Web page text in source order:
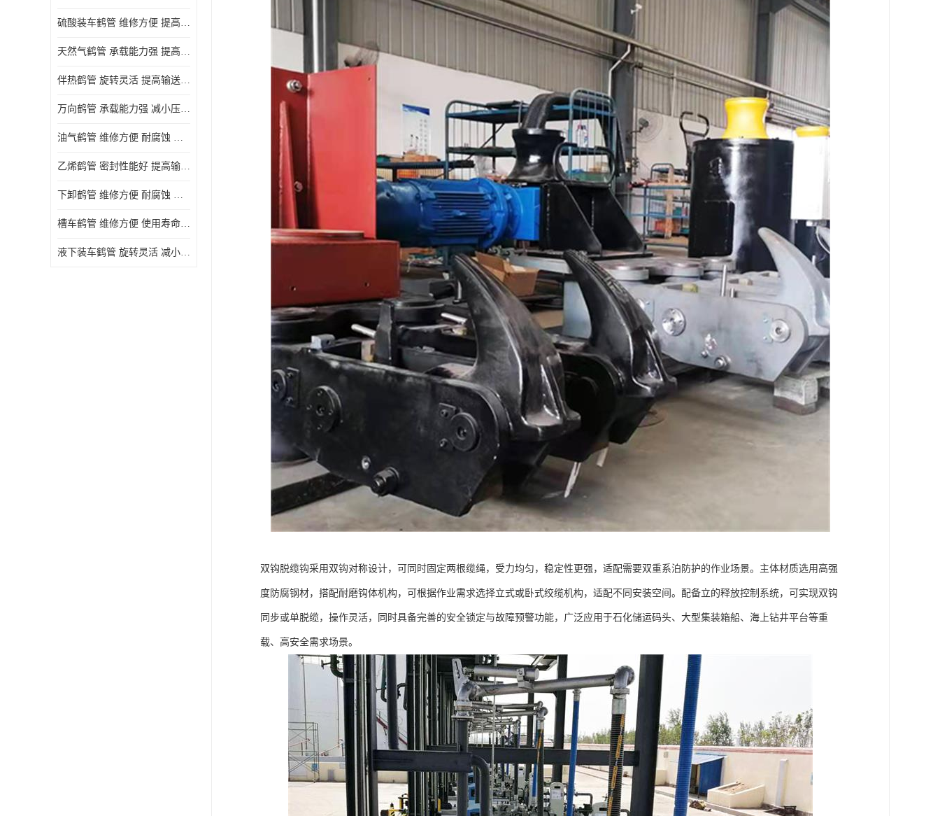
硫酸装车鹤管 维修方便 提高输送效率
天然气鹤管 承载能力强 提高输送效率
伴热鹤管 旋转灵活 提高输送效率
万向鹤管 承载能力强 减小压力损失
油气鹤管 维修方便 耐腐蚀 耐高温
乙烯鹤管 密封性能好 提高输送效率
下卸鹤管 维修方便 耐腐蚀 耐高温
槽车鹤管 维修方便 使用寿命较长
液下装车鹤管 旋转灵活 减小压力损失
双钩脱缆钩采用双钩对称设计，可同时固定两根缆绳，受力均匀，稳定性更强，适配需要双重系泊防护的作业场景。主体材质选用高强
度防腐钢材，搭配耐磨钩体机构，可根据作业需求选择立式或卧式绞缆机构，适配不同安装空间。配备立的释放控制系统，可实现双钩
同步或单脱缆，操作灵活，同时具备完善的安全锁定与故障预警功能，广泛应用于石化储运码头、大型集装箱船、海上钻井平台等重
载、高安全需求场景。